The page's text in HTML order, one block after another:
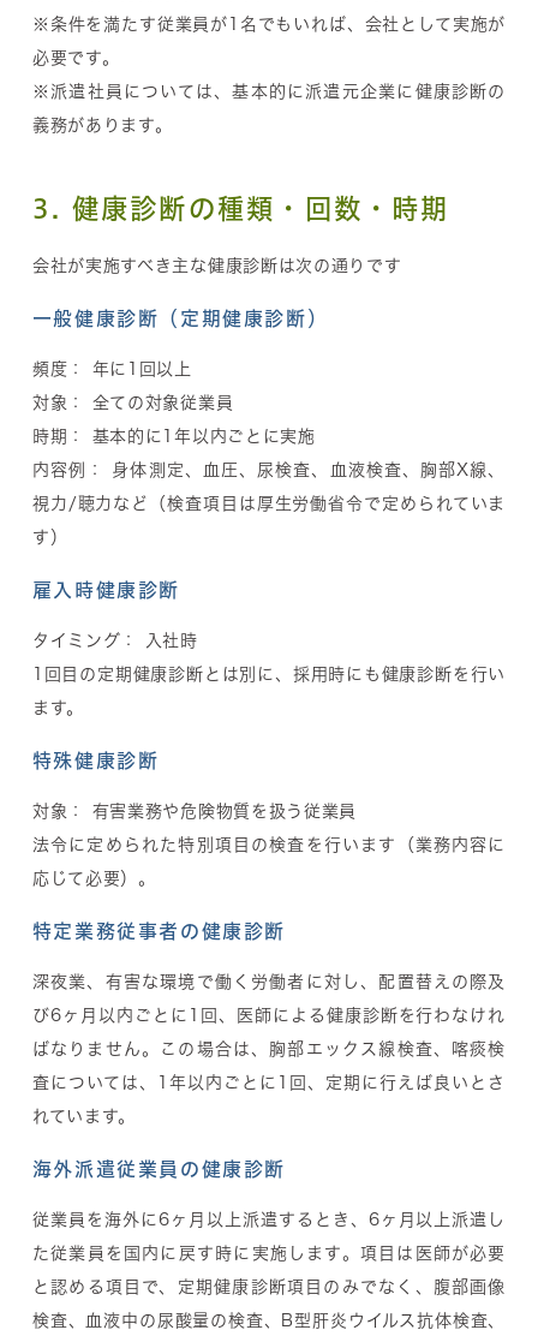
※条件を満たす従業員が1名でもいれば、会社として実施が
必要です。
※派遣社員については、基本的に派遣元企業に健康診断の
義務があります。
3. 健康診断の種類・回数・時期
会社が実施すべき主な健康診断は次の通りです
一般健康診断（定期健康診断）
頻度： 年に1回以上
対象： 全ての対象従業員
時期： 基本的に1年以内ごとに実施
内容例： 身体測定、血圧、尿検査、血液検査、胸部X線、
視力/聴力など（検査項目は厚生労働省令で定められていま
す）
雇入時健康診断
タイミング： 入社時
1回目の定期健康診断とは別に、採用時にも健康診断を行い
ます。
特殊健康診断
対象： 有害業務や危険物質を扱う従業員
法令に定められた特別項目の検査を行います（業務内容に
応じて必要）。
特定業務従事者の健康診断
深夜業、有害な環境で働く労働者に対し、配置替えの際及
び6ヶ月以内ごとに1回、医師による健康診断を行わなけれ
ばなりません。この場合は、胸部エックス線検査、喀痰検
査については、1年以内ごとに1回、定期に行えば良いとさ
れています。
海外派遣従業員の健康診断
従業員を海外に6ヶ月以上派遣するとき、6ヶ月以上派遣し
た従業員を国内に戻す時に実施します。項目は医師が必要
と認める項目で、定期健康診断項目のみでなく、腹部画像
検査、血液中の尿酸量の検査、B型肝炎ウイルス抗体検査、